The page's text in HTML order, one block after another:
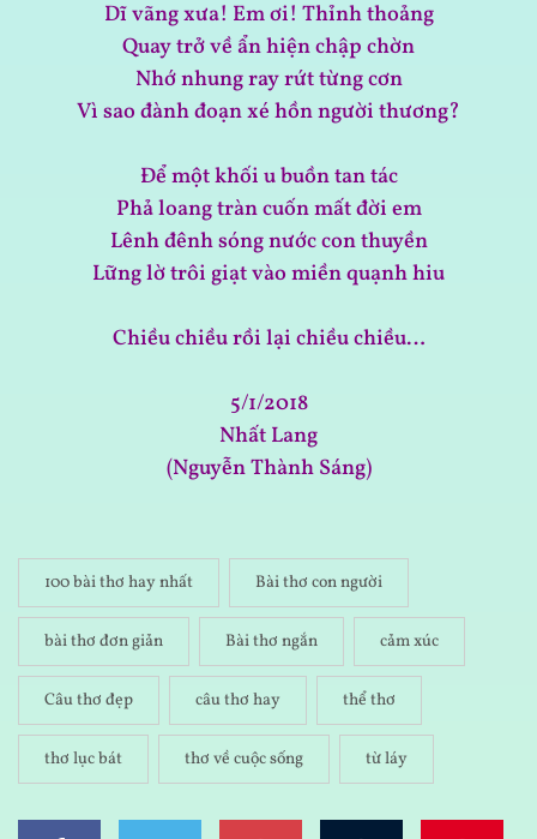
Dĩ vãng xưa! Em ơi! Thỉnh thoảng
Quay trở về ẩn hiện chập chờn
Nhớ nhung ray rứt từng cơn
Vì sao đành đoạn xé hồn người thương?
Để một khối u buồn tan tác
Phả loang tràn cuốn mất đời em
Lênh đênh sóng nước con thuyền
Lững lờ trôi giạt vào miền quạnh hiu
Chiều chiều rồi lại chiều chiều…
5/1/2018
Nhất Lang
(Nguyễn Thành Sáng)
100 bài thơ hay nhất Bài thơ con người
bài thơ đơn giản Bài thơ ngắn cảm xúc
Câu thơ đẹp câu thơ hay thể thơ
thơ lục bát thơ về cuộc sống từ láy